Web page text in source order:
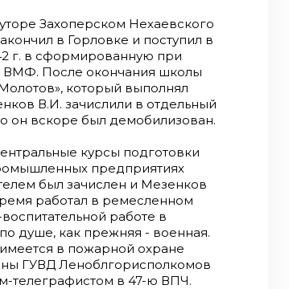
Захоперском Нехаевского
в Горловке и поступил в
г. в сформированную при
ВМФ. После окончания школы
который выполнял
В.И. зачислили в отдельный
он вскоре был демобилизован.
курсы подготовки
предприятиях
был зачислен и Мезенков
работал в ремесленном
работе в
душе, как прежняя - военная.
в пожарной охране
ГУВД Леноблгорисполкомов
телеграфистом в 47-ю ВПЧ.